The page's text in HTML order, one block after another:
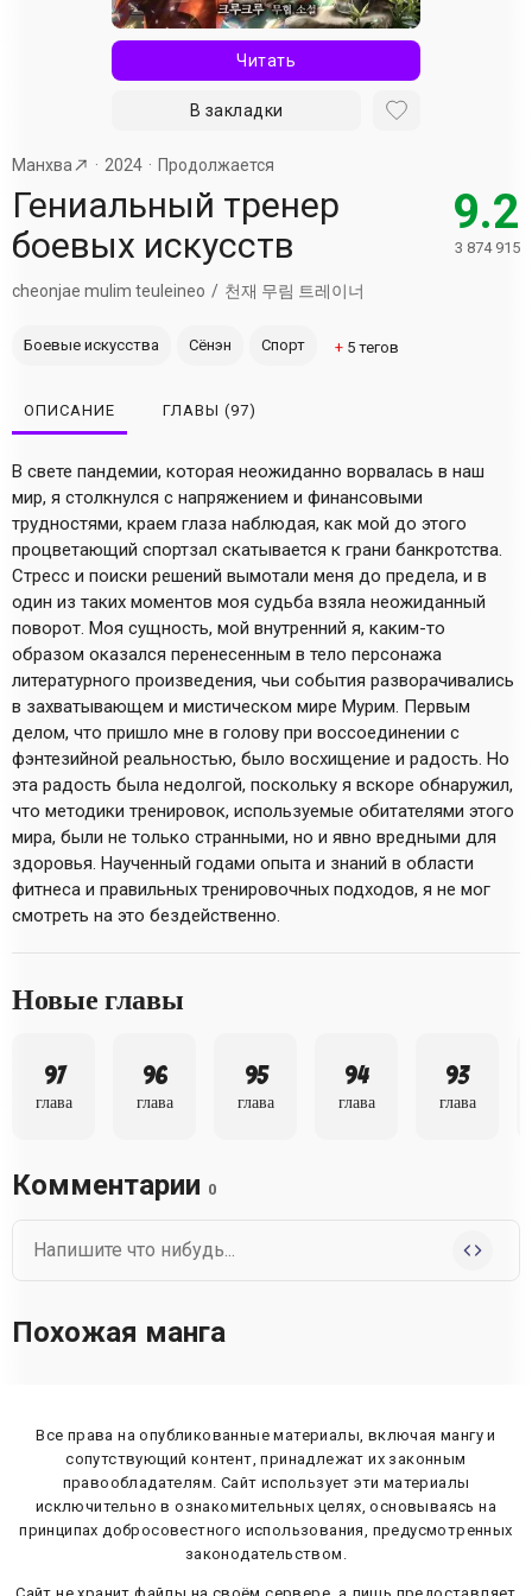
Читать
В закладки
Манхва 2024 Продолжается
Гениальный тренер
боевых искусств
cheonjae mulim teuleineo 천재 무림 트레이너
9.2
3 874 915
Боевые искусства Сёнэн Спорт + 5 тегов
ОПИСАНИЕ ГЛАВЫ (97)
В свете пандемии, которая неожиданно ворвалась в наш
мир, я столкнулся с напряжением и финансовыми
трудностями, краем глаза наблюдая, как мой до этого
процветающий спортзал скатывается к грани банкротства.
Стресс и поиски решений вымотали меня до предела, и в
один из таких моментов моя судьба взяла неожиданный
поворот. Моя сущность, мой внутренний я, каким-то
образом оказался перенесенным в тело персонажа
литературного произведения, чьи события разворачивались
в захватывающем и мистическом мире Мурим. Первым
делом, что пришло мне в голову при воссоединении с
фэнтезийной реальностью, было восхищение и радость. Но
эта радость была недолгой, поскольку я вскоре обнаружил,
что методики тренировок, используемые обитателями этого
мира, были не только странными, но и явно вредными для
здоровья. Наученный годами опыта и знаний в области
фитнеса и правильных тренировочных подходов, я не мог
смотреть на это бездейственно.
Новые главы
97
глава
96
глава
95
глава
94
глава
93
глава
Комментарии 0
Похожая манга
Все права на опубликованные материалы, включая мангу и
сопутствующий контент, принадлежат их законным
правообладателям. Сайт использует эти материалы
исключительно в ознакомительных целях, основываясь на
принципах добросовестного использования, предусмотренных
законодательством.